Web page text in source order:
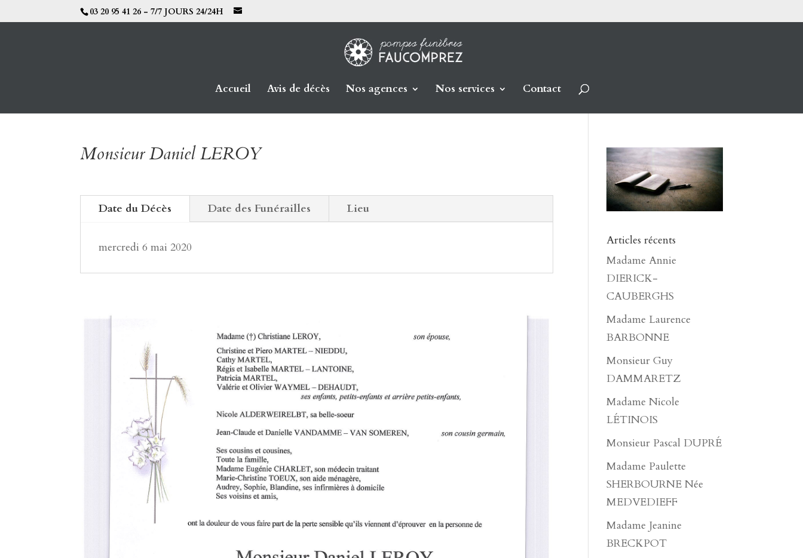
03 20 95 41 26 - 7/7 JOURS 24/24H
Accueil Avis de décès Nos agences Nos services Contact
Monsieur Daniel LEROY
Date du Décès Date des Funérailles Lieu
mercredi 6 mai 2020
Articles récents
Madame Annie
DIERICK-
CAUBERGHS
Madame Laurence
BARBONNE
Monsieur Guy
DAMMARETZ
Madame Nicole
LÉTINOIS
Monsieur Pascal DUPRÉ
Madame Paulette
SHERBOURNE Née
MEDVEDIEFF
Madame Jeanine
BRECKPOT